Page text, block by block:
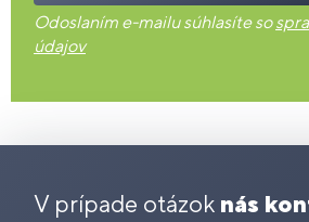
Odoslaním e-mailu súhlasíte so
údajov
V prípade otázok nás